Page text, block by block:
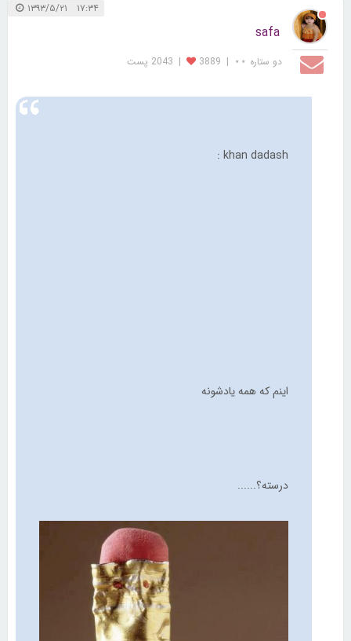
۱۷:۳۴ ۱۳۹۳/۵/۲۱
safa
دو ستاره ⋆⋆ |
3889
| 2043 پست
khan dadash :
اینم که همه یادشونه
درسته؟......